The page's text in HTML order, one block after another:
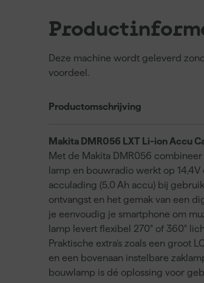
Deze machine wordt geleverd
voordeel.
Productomschrijving
Makita DMR056 LXT Li-ion Accu
Met de Makita DMR056
lamp en bouwradio werkt op
acculading (5,0 Ah accu) bij
ontvangst en het gemak van een
je eenvoudig je smartphone om
lamp levert flexibel 270° of 360°
Praktische extra’s zoals een
en een bovenaan instelbare
bouwlamp is dé oplossing voor